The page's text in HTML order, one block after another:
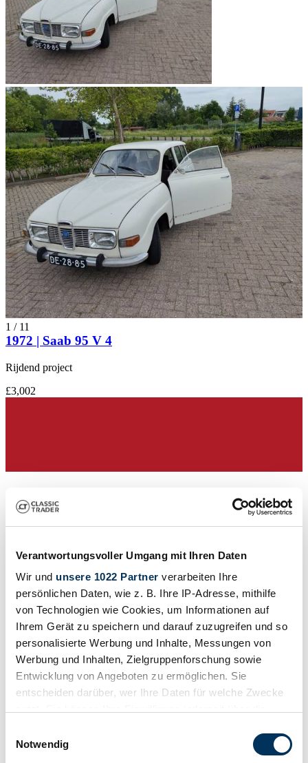
Verantwortungsvoller Umgang mit Ihren Daten
Wir und unsere 1022 Partner verarbeiten Ihre
persönlichen Daten, wie z. B. Ihre IP-Adresse, mithilfe
von Technologien wie Cookies, um Informationen auf
Ihrem Gerät zu speichern und darauf zuzugreifen und so
personalisierte Werbung und Inhalte, Messungen von
Werbung und Inhalten, Zielgruppenforschung sowie
Entwicklung von Angeboten zu ermöglichen. Sie
entscheiden darüber, wer Ihre Daten für welche Zwecke
Trigger Symbol ändern oder widerrufen
Notwendig
1 / 11
1972 | Saab 95 V 4
Rijdend project
£3,002
Body style
Estate
Mileage (read)
Power (kW/hp)